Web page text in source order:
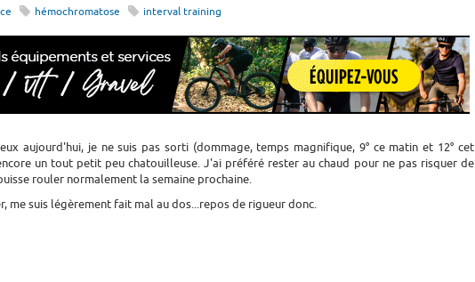
hémochromatose interval training
aujourd'hui, je ne suis pas sorti (dommage, temps magnifique, 9° ce matin et 12° cet
un tout petit peu chatouilleuse. J'ai préféré rester au chaud pour ne pas risquer de
rouler normalement la semaine prochaine.
me suis légèrement fait mal au dos...repos de rigueur donc.